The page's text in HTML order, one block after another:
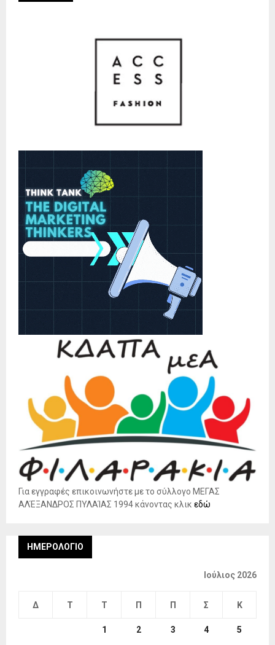
Για εγγραφές επικοινωνήστε με το σύλλογο ΜΕΓΑΣ
ΑΛΈΞΑΝΔΡΟΣ ΠΥΛΑΊΑΣ 1994 κάνοντας κλικ εδώ
ΗΜΕΡΟΛΌΓΙΟ
Ιούλιος 2026
Δ Τ Τ Π Π Σ Κ
1 2 3 4 5